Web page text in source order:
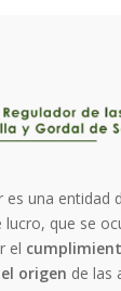
es una entidad
lucro, que se
el
origen de las